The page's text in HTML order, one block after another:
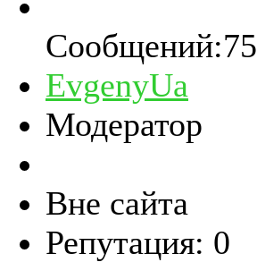
Сообщений:75
EvgenyUa
Модератор
Вне сайта
Репутация: 0